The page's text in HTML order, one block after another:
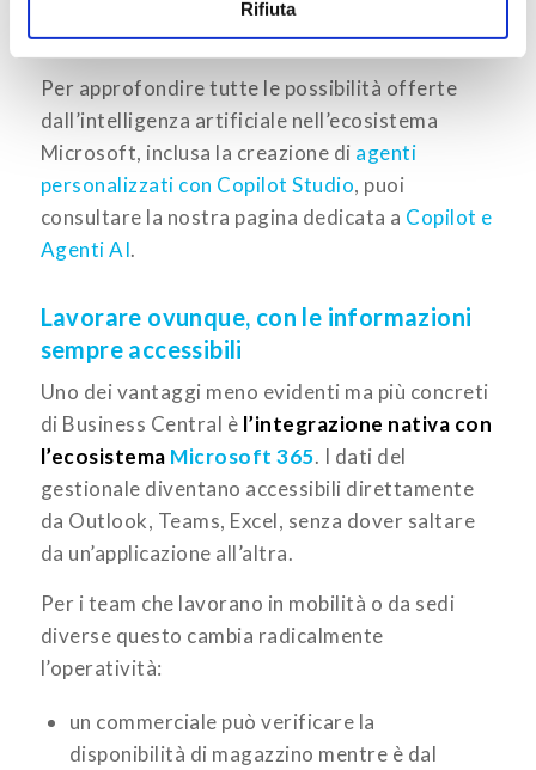
Rifiuta
costruire da lì.
Per approfondire tutte le possibilità offerte
dall’intelligenza artificiale nell’ecosistema
Microsoft, inclusa la creazione di agenti
personalizzati con Copilot Studio, puoi
consultare la nostra pagina dedicata a Copilot e
Agenti AI.
Lavorare ovunque, con le informazioni
sempre accessibili
Uno dei vantaggi meno evidenti ma più concreti
di Business Central è l’integrazione nativa con
l’ecosistema Microsoft 365. I dati del
gestionale diventano accessibili direttamente
da Outlook, Teams, Excel, senza dover saltare
da un’applicazione all’altra.
Per i team che lavorano in mobilità o da sedi
diverse questo cambia radicalmente
l’operatività:
un commerciale può verificare la
disponibilità di magazzino mentre è dal